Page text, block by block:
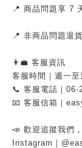
📍 商品問題享 7
📍 非商品問題退
👩‍💼 客服資訊
客服時間｜週一
📞 客服電話｜06-
📧 客服信箱｜
📣 歡迎追蹤我們
Instagram｜